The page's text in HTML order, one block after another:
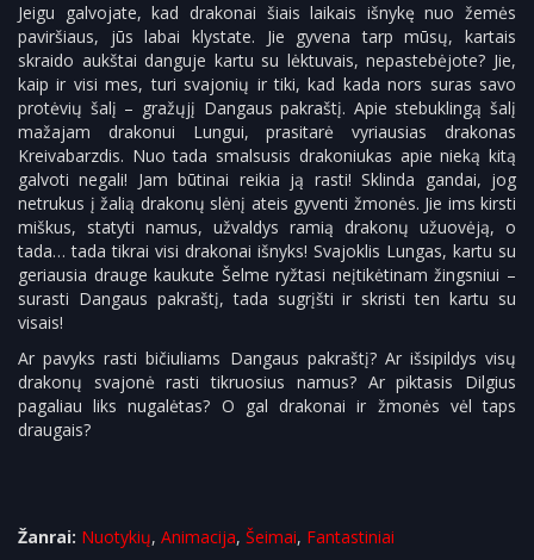
Jeigu galvojate, kad drakonai šiais laikais išnykę nuo žemės
paviršiaus, jūs labai klystate. Jie gyvena tarp mūsų, kartais
skraido aukštai danguje kartu su lėktuvais, nepastebėjote? Jie,
kaip ir visi mes, turi svajonių ir tiki, kad kada nors suras savo
protėvių šalį – gražųjį Dangaus pakraštį. Apie stebuklingą šalį
mažajam drakonui Lungui, prasitarė vyriausias drakonas
Kreivabarzdis. Nuo tada smalsusis drakoniukas apie nieką kitą
galvoti negali! Jam būtinai reikia ją rasti! Sklinda gandai, jog
netrukus į žalią drakonų slėnį ateis gyventi žmonės. Jie ims kirsti
miškus, statyti namus, užvaldys ramią drakonų užuovėją, o
tada… tada tikrai visi drakonai išnyks! Svajoklis Lungas, kartu su
geriausia drauge kaukute Šelme ryžtasi neįtikėtinam žingsniui –
surasti Dangaus pakraštį, tada sugrįšti ir skristi ten kartu su
visais!
Ar pavyks rasti bičiuliams Dangaus pakraštį? Ar išsipildys visų
drakonų svajonė rasti tikruosius namus? Ar piktasis Dilgius
pagaliau liks nugalėtas? O gal drakonai ir žmonės vėl taps
draugais?
Žanrai: Nuotykių, Animacija, Šeimai, Fantastiniai